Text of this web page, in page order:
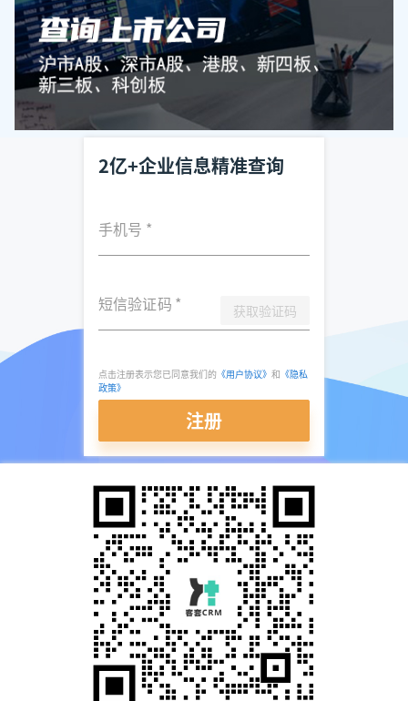
2亿+企业信息精准查询
手机号 *
短信验证码 * 获取验证码
点击注册表示您已同意我们的 《用户协议》 和 《隐私
政策》
注册